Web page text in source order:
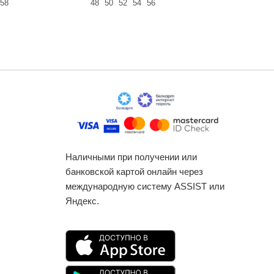
58
48
50 52 54 56
Наличными при получении или
банковской картой онлайн через
международную систему ASSIST или
Яндекс.